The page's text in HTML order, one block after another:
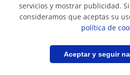
Guardar búsqueda
Clases de todos los
cursos en Santiago De
servicios y mostrar publicidad.
consideramos que aceptas su
política de
Aceptar y seguir